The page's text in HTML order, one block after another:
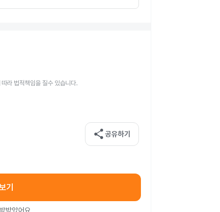
라 법적책임을 질수 있습니다.
share 공유하기
기